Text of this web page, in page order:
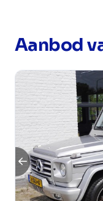
Aanbod